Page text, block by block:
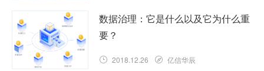
数据治理：它是什么以及它为什么重
要？
2018.12.26 亿信华辰